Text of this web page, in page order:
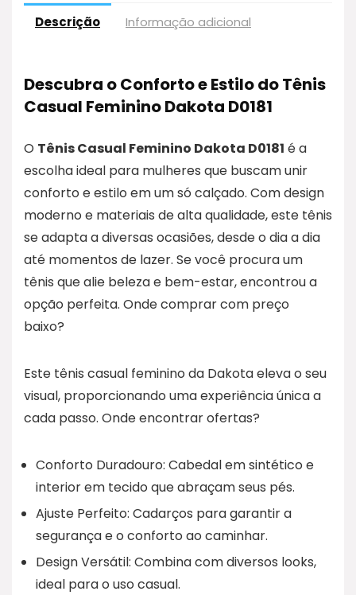
Descrição Informação adicional
Descubra o Conforto e Estilo do Tênis
Casual Feminino Dakota D0181
O Tênis Casual Feminino Dakota D0181 é a
escolha ideal para mulheres que buscam unir
conforto e estilo em um só calçado. Com design
moderno e materiais de alta qualidade, este tênis
se adapta a diversas ocasiões, desde o dia a dia
até momentos de lazer. Se você procura um
tênis que alie beleza e bem-estar, encontrou a
opção perfeita. Onde comprar com preço
baixo?
Este tênis casual feminino da Dakota eleva o seu
visual, proporcionando uma experiência única a
cada passo. Onde encontrar ofertas?
Conforto Duradouro: Cabedal em sintético e
interior em tecido que abraçam seus pés.
Ajuste Perfeito: Cadarços para garantir a
segurança e o conforto ao caminhar.
Design Versátil: Combina com diversos looks,
ideal para o uso casual.